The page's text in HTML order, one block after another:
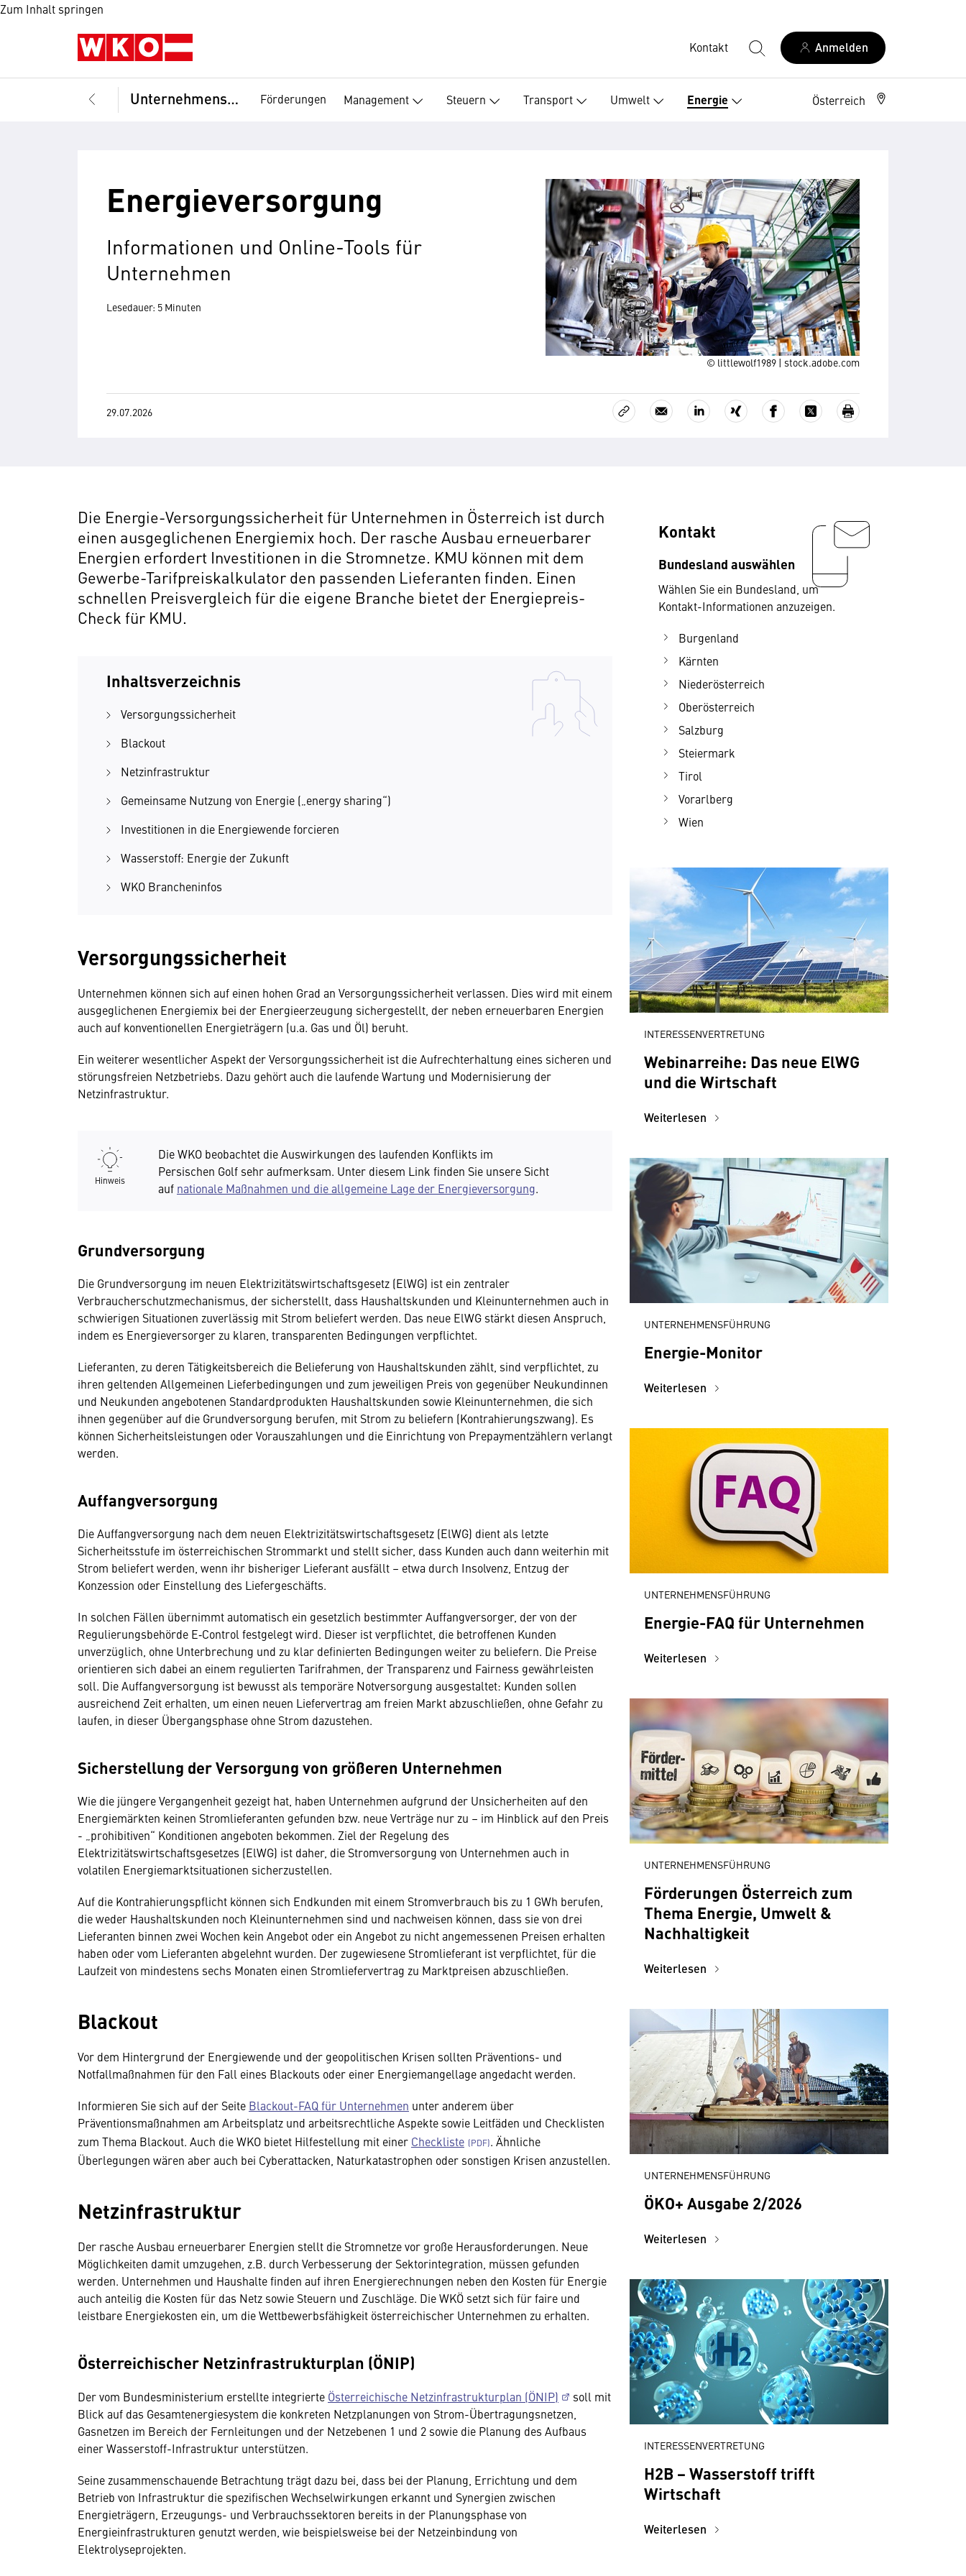
Zum Inhalt springen
Kontakt Anmelden
Unternehmensführung Förderungen Management Steuern Transport Umwelt Energie Österreich
© littlewolf1989 | stock.adobe.com
Energieversorgung
Informationen und Online-Tools für
Unternehmen
Lesedauer: 5 Minuten
29.07.2026
Die Energie-Versorgungssicherheit für Unternehmen in Österreich ist durch
einen ausgeglichenen Energiemix hoch. Der rasche Ausbau erneuerbarer
Energien erfordert Investitionen in die Stromnetze. KMU können mit dem
Gewerbe-Tarifpreiskalkulator den passenden Lieferanten finden. Einen
schnellen Preisvergleich für die eigene Branche bietet der Energiepreis-
Check für KMU.
Inhaltsverzeichnis
Versorgungssicherheit
Blackout
Netzinfrastruktur
Gemeinsame Nutzung von Energie („energy sharing“)
Investitionen in die Energiewende forcieren
Wasserstoff: Energie der Zukunft
WKO Brancheninfos
Versorgungssicherheit
Unternehmen können sich auf einen hohen Grad an Versorgungssicherheit verlassen. Dies wird mit einem
ausgeglichenen Energiemix bei der Energieerzeugung sichergestellt, der neben erneuerbaren Energien
auch auf konventionellen Energieträgern (u.a. Gas und Öl) beruht.
Ein weiterer wesentlicher Aspekt der Versorgungssicherheit ist die Aufrechterhaltung eines sicheren und
störungsfreien Netzbetriebs. Dazu gehört auch die laufende Wartung und Modernisierung der
Netzinfrastruktur.
Hinweis
Die WKO beobachtet die Auswirkungen des laufenden Konflikts im
Persischen Golf sehr aufmerksam. Unter diesem Link finden Sie unsere Sicht
auf nationale Maßnahmen und die allgemeine Lage der Energieversorgung.
Grundversorgung
Die Grundversorgung im neuen Elektrizitätswirtschaftsgesetz (ElWG) ist ein zentraler
Verbraucherschutzmechanismus, der sicherstellt, dass Haushaltskunden und Kleinunternehmen auch in
schwierigen Situationen zuverlässig mit Strom beliefert werden. Das neue ElWG stärkt diesen Anspruch,
indem es Energieversorger zu klaren, transparenten Bedingungen verpflichtet.
Lieferanten, zu deren Tätigkeitsbereich die Belieferung von Haushaltskunden zählt, sind verpflichtet, zu
ihren geltenden Allgemeinen Lieferbedingungen und zum jeweiligen Preis von gegenüber Neukundinnen
und Neukunden angebotenen Standardprodukten Haushaltskunden sowie Kleinunternehmen, die sich
ihnen gegenüber auf die Grundversorgung berufen, mit Strom zu beliefern (Kontrahierungszwang). Es
können Sicherheitsleistungen oder Vorauszahlungen und die Einrichtung von Prepaymentzählern verlangt
werden.
Auffangversorgung
Die Auffangversorgung nach dem neuen Elektrizitätswirtschaftsgesetz (ElWG) dient als letzte
Sicherheitsstufe im österreichischen Strommarkt und stellt sicher, dass Kunden auch dann weiterhin mit
Strom beliefert werden, wenn ihr bisheriger Lieferant ausfällt – etwa durch Insolvenz, Entzug der
Konzession oder Einstellung des Liefergeschäfts.
In solchen Fällen übernimmt automatisch ein gesetzlich bestimmter Auffangversorger, der von der
Regulierungsbehörde E‑Control festgelegt wird. Dieser ist verpflichtet, die betroffenen Kunden
unverzüglich, ohne Unterbrechung und zu klar definierten Bedingungen weiter zu beliefern. Die Preise
orientieren sich dabei an einem regulierten Tarifrahmen, der Transparenz und Fairness gewährleisten
soll. Die Auffangversorgung ist bewusst als temporäre Notversorgung ausgestaltet: Kunden sollen
ausreichend Zeit erhalten, um einen neuen Liefervertrag am freien Markt abzuschließen, ohne Gefahr zu
laufen, in dieser Übergangsphase ohne Strom dazustehen.
Sicherstellung der Versorgung von größeren Unternehmen
Wie die jüngere Vergangenheit gezeigt hat, haben Unternehmen aufgrund der Unsicherheiten auf den
Energiemärkten keinen Stromlieferanten gefunden bzw. neue Verträge nur zu – im Hinblick auf den Preis
- „prohibitiven“ Konditionen angeboten bekommen. Ziel der Regelung des
Elektrizitätswirtschaftsgesetzes (ElWG) ist daher, die Stromversorgung von Unternehmen auch in
volatilen Energiemarktsituationen sicherzustellen.
Auf die Kontrahierungspflicht können sich Endkunden mit einem Stromverbrauch bis zu 1 GWh berufen,
die weder Haushaltskunden noch Kleinunternehmen sind und nachweisen können, dass sie von drei
Lieferanten binnen zwei Wochen kein Angebot oder ein Angebot zu nicht angemessenen Preisen erhalten
haben oder vom Lieferanten abgelehnt wurden. Der zugewiesene Stromlieferant ist verpflichtet, für die
Laufzeit von mindestens sechs Monaten einen Stromliefervertrag zu Marktpreisen abzuschließen.
Blackout
Vor dem Hintergrund der Energiewende und der geopolitischen Krisen sollten Präventions- und
Notfallmaßnahmen für den Fall eines Blackouts oder einer Energiemangellage angedacht werden.
Informieren Sie sich auf der Seite Blackout-FAQ für Unternehmen unter anderem über
Präventionsmaßnahmen am Arbeitsplatz und arbeitsrechtliche Aspekte sowie Leitfäden und Checklisten
zum Thema Blackout. Auch die WKO bietet Hilfestellung mit einer Checkliste
. Ähnliche
Überlegungen wären aber auch bei Cyberattacken, Naturkatastrophen oder sonstigen Krisen anzustellen.
Netzinfrastruktur
Der rasche Ausbau erneuerbarer Energien stellt die Stromnetze vor große Herausforderungen. Neue
Möglichkeiten damit umzugehen, z.B. durch Verbesserung der Sektorintegration, müssen gefunden
werden. Unternehmen und Haushalte finden auf ihren Energierechnungen neben den Kosten für Energie
auch anteilig die Kosten für das Netz sowie Steuern und Zuschläge. Die WKÖ setzt sich für faire und
leistbare Energiekosten ein, um die Wettbewerbsfähigkeit österreichischer Unternehmen zu erhalten.
Österreichischer Netzinfrastrukturplan (ÖNIP)
Der vom Bundesministerium erstellte integrierte Österreichische Netzinfrastrukturplan (ÖNIP)
soll mit
Blick auf das Gesamtenergiesystem die konkreten Netzplanungen von Strom-Übertragungsnetzen,
Gasnetzen im Bereich der Fernleitungen und der Netzebenen 1 und 2 sowie die Planung des Aufbaus
einer Wasserstoff-Infrastruktur unterstützen.
Seine zusammenschauende Betrachtung trägt dazu bei, dass bei der Planung, Errichtung und dem
Betrieb von Infrastruktur die spezifischen Wechselwirkungen erkannt und Synergien zwischen
Energieträgern, Erzeugungs- und Verbrauchssektoren bereits in der Planungsphase von
Energieinfrastrukturen genutzt werden, wie beispielsweise bei der Netzeinbindung von
Elektrolyseprojekten.
Kontakt
Bundesland auswählen
Wählen Sie ein Bundesland, um
Kontakt-Informationen anzuzeigen.
Burgenland
Kärnten
Niederösterreich
Oberösterreich
Salzburg
Steiermark
Tirol
Vorarlberg
Wien
INTERESSENVERTRETUNG
Webinarreihe: Das neue ElWG
und die Wirtschaft
Weiterlesen
UNTERNEHMENSFÜHRUNG
Energie-Monitor
Weiterlesen
UNTERNEHMENSFÜHRUNG
Energie-FAQ für Unternehmen
Weiterlesen
UNTERNEHMENSFÜHRUNG
Förderungen Österreich zum
Thema Energie, Umwelt &
Nachhaltigkeit
Weiterlesen
UNTERNEHMENSFÜHRUNG
ÖKO+ Ausgabe 2/2026
Weiterlesen
INTERESSENVERTRETUNG
H2B − Wasserstoff trifft
Wirtschaft
Weiterlesen